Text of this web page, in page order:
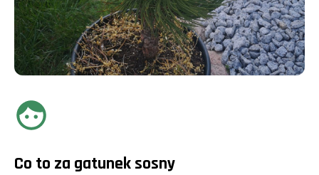
Co to za gatunek sosny